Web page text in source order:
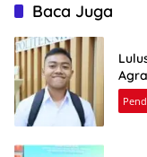
Baca Juga